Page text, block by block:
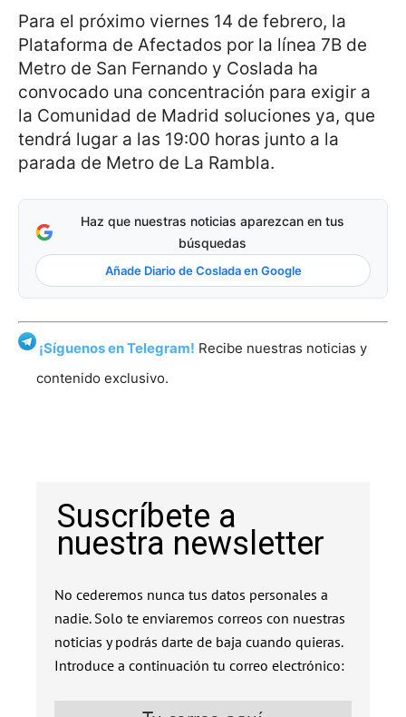
Para el próximo viernes 14 de febrero, la
Plataforma de Afectados por la línea 7B de
Metro de San Fernando y Coslada ha
convocado una concentración para exigir a
la Comunidad de Madrid soluciones ya, que
tendrá lugar a las 19:00 horas junto a la
parada de Metro de La Rambla.
Haz que nuestras noticias aparezcan en tus
búsquedas
Añade Diario de Coslada en Google
¡Síguenos en Telegram! Recibe nuestras noticias y
contenido exclusivo.
Suscríbete a
nuestra newsletter
No cederemos nunca tus datos personales a
nadie. Solo te enviaremos correos con nuestras
noticias y podrás darte de baja cuando quieras.
Introduce a continuación tu correo electrónico: